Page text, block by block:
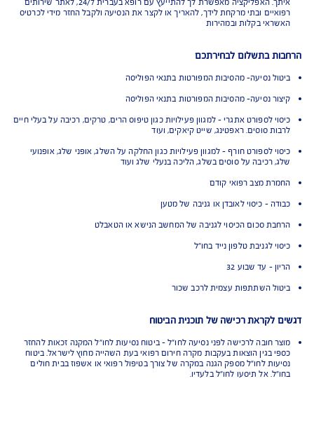
aig.medical@ima-mc.com
תרמילאים מותאם למסע שלך - אפשרות הארכה מכל מקום בעולם, אפשרות
ונסיעות משדה התעופה בחו"ל לבית החולים, וחזרה לשדה תעופה בחו"ל.
החזר כספי תוך 15 שניות - ב-AIG מטפלים בתביעות על הוצאות רפואיות במהירות,
באפליקציה ומקבלים עד 500$*
מתניידים בעולם עם אפליקציית Safe Travel - הטיול שלך דינאמי ואנחנו תמיד
איתך. האפליקציה מאפשרת לך להתייעץ עם רופא בעברית 24/7, לאתר שירותים
בקלות ובמהירות
נסיעה- מהסיבות המפורטות בתנאי הפוליסה
נסיעה- מהסיבות המפורטות בתנאי הפוליסה
לספורט אתגרי - למגוון פעילויות כגון טיפוס הרים, טרקים, רכיבה על בעלי חיים
לספורט חורף - למגוון פעילויות כגון החלקה על השלג, אופני שלג, אופנועי
רכיבה על סוסים בשלג, הליכה בנעלי שלג ועוד
מצב רפואי קודם